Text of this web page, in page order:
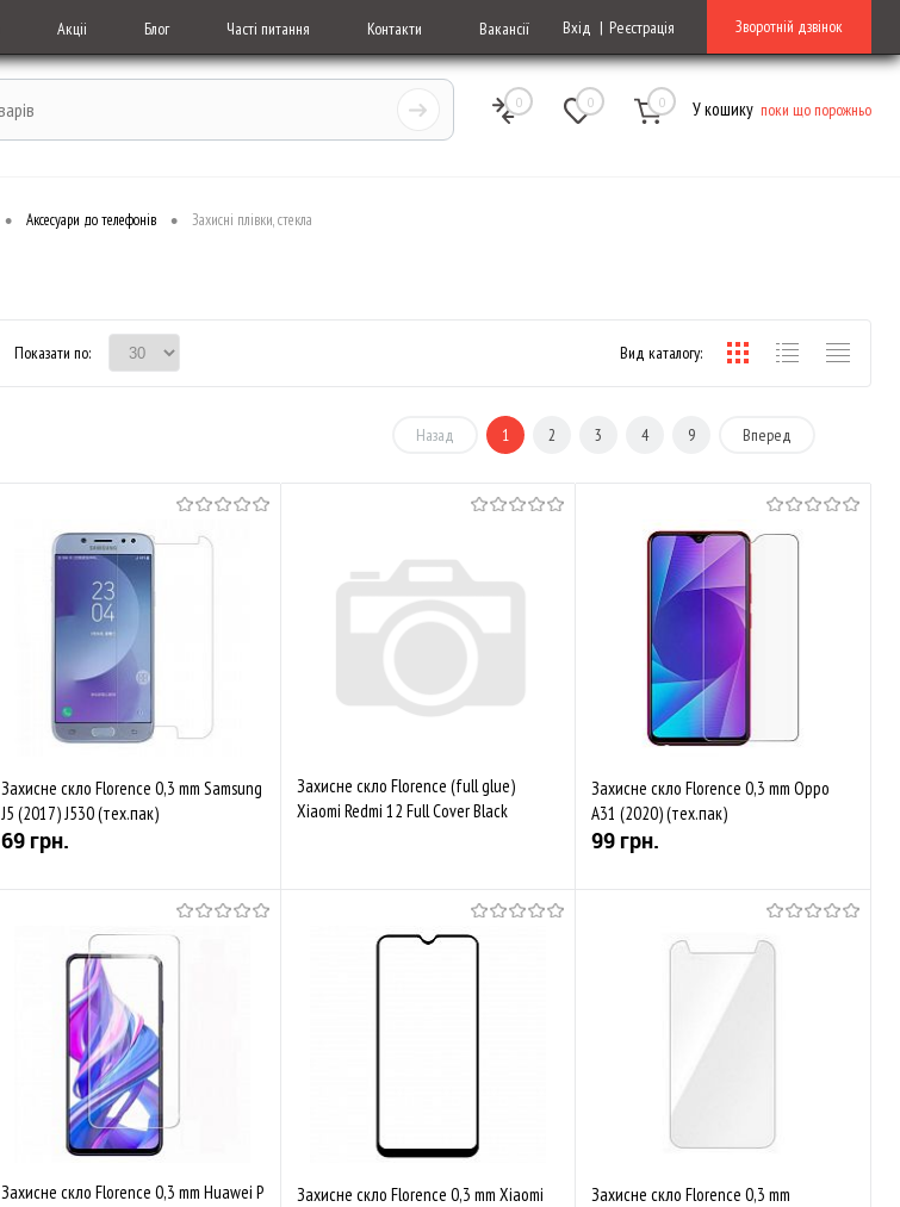
Акціі Блог Часті питання Контакти Вакансії Вхід Реєстрація Зворотній дзвінок
0 0 0 У кошику поки що порожньо
• Аксесуари до телефонів • Захисні плівки, стекла
Показати по: Вид каталогу:
Назад 1 2 3 4 9 Вперед
Захисне скло Florence 0,3 mm Samsung
J5 (2017) J530 (тех.пак)
69 грн.
До обраного
В наявності
Захисне скло Florence (full glue)
Xiaomi Redmi 12 Full Cover Black
Захисне скло Florence 0,3 mm Oppo
A31 (2020) (тех.пак)
99 грн.
Захисне скло Florence 0,3 mm Huawei P
Захисне скло Florence 0,3 mm Xiaomi
Захисне скло Florence 0,3 mm